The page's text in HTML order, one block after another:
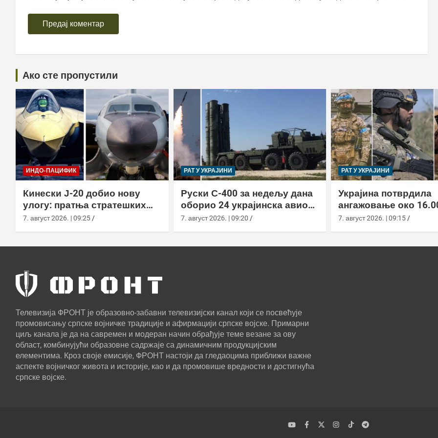
Ако сте пропустили
ИНДО-ПАЦИФИК
Кинески Ј-20 добио нову
улогу: пратња стратешких
бомбардера Х-6Н
7. август 2026. | 09:25
РАТ У УКРАЈИНИ
Руски С-400 за недељу дана
оборио 24 украјинска авиона
новом тактиком заседе
7. август 2026. | 09:20
РАТ У УКРАЈИНИ
Украјина потврдила
ангажовање око
страних бораца из
7. август 2026. | 09:15
Телевизија ФРОНТ је образовно-забавни телевизијски канал који се посвећује
промовисању српске војничке традиције и афирмацији српске војске. Примарни
циљ канала је да на савремен и модеран начин обрађује теме везане за ову
област, комбинујући образовне садржаје са динамичним продукцијским
елементима. Кроз своје емисије, ФРОНТ настоји да гледаоцима приближи важне
аспекте војничког живота и историје, као и да промовише вредности и достигнућа
српске војске.